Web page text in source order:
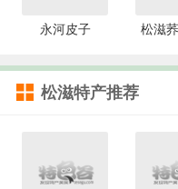
永河皮子 松滋
松滋特产推荐